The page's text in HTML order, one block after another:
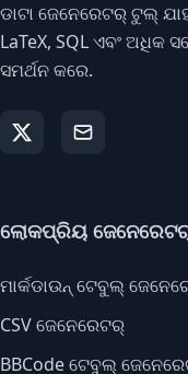
ଡାଟା ଜେନେରେଟର୍ ଟୁଲ୍
LaTeX, SQL ଏବଂ ଅଧିକ
ସମର୍ଥନ କରେ.
ଲୋକପ୍ରିୟ
ମାର୍କଡାଉନ୍ ଟେବୁଲ୍
CSV ଜେନେରେଟର୍
BBCode ଟେବୁଲ୍